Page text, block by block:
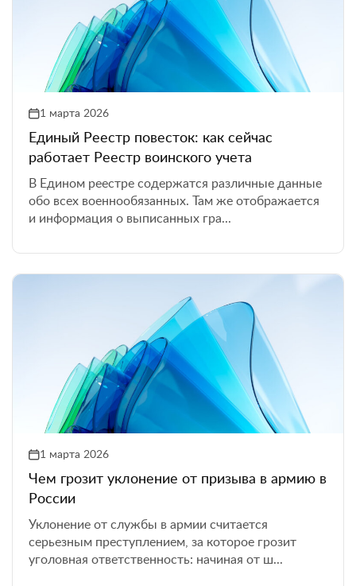
1 марта 2026
Единый Реестр повесток: как сейчас
работает Реестр воинского учета
В Едином реестре содержатся различные данные
обо всех военнообязанных. Там же отображается
и информация о выписанных гра...
1 марта 2026
Чем грозит уклонение от призыва в армию в
России
Уклонение от службы в армии считается
серьезным преступлением, за которое грозит
уголовная ответственность: начиная от ш...